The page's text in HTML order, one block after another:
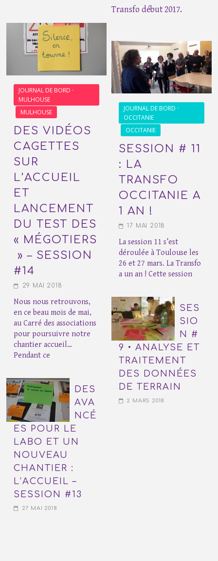
JOURNAL DE BORD ·
MULHOUSE
MULHOUSE
DES VIDÉOS
CAGETTES
SUR
L’ACCUEIL
ET
LANCEMENT
DU TEST DES
« MÉGOTIERS
» – SESSION
#14
29 MAI 2018
Nous nous retrouvons,
en ce beau mois de mai,
au Carré des associations
pour poursuivre notre
chantier accueil…
Pendant ce
DES
AVA
NCÉ
ES POUR LE
LABO ET UN
NOUVEAU
CHANTIER :
L’ACCUEIL –
SESSION #13
27 MAI 2018
Transfo début 2017.
JOURNAL DE BORD ·
OCCITANIE
OCCITANIE
SESSION # 11
: LA
TRANSFO
OCCITANIE A
1 AN !
17 MAI 2018
La session 11 s’est
déroulée à Toulouse les
26 et 27 mars. La Transfo
a un an ! Cette session
SES
SIO
N #
9 • ANALYSE ET
TRAITEMENT
DES DONNÉES
DE TERRAIN
2 MARS 2018